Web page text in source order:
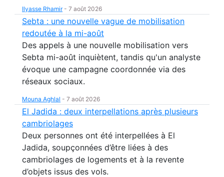
Ilyasse Rhamir- 7 août 2026
Sebta : une nouvelle vague de mobilisation
redoutée à la mi-août
Des appels à une nouvelle mobilisation vers
Sebta mi-août inquiètent, tandis qu'un analyste
évoque une campagne coordonnée via des
réseaux sociaux.
Mouna Aghlal - 7 août 2026
El Jadida : deux interpellations après plusieurs
cambriolages
Deux personnes ont été interpellées à El
Jadida, soupçonnées d’être liées à des
cambriolages de logements et à la revente
d’objets issus des vols.